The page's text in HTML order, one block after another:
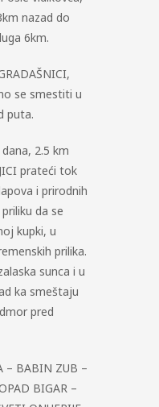
nazad do
6km.
se smestiti u
puta.
2.5 km
prateći tok
i prirodnih
da se
kupki, u
prilika.
sunca i u
ka smeštaju
pred
– BABIN ZUB –
BIGAR –